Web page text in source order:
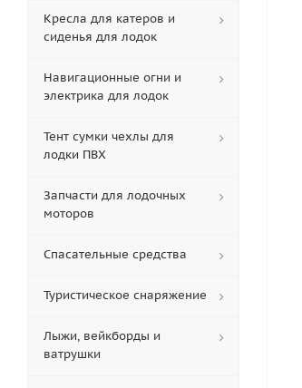
Кресла для катеров и
сиденья для лодок
Навигационные огни и
электрика для лодок
Тент сумки чехлы для
лодки ПВХ
Запчасти для лодочных
моторов
Спасательные средства
Туристическое снаряжение
Лыжи, вейкборды и
ватрушки